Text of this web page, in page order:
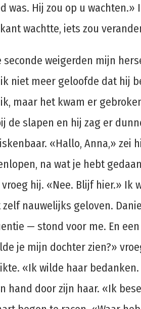
Hij zou op u
wachtte, iets zou
weigerden mijn
niet meer geloofde dat hij
maar het kwam er
slapen en hij zag er
«Hallo, Anna,» zei
na wat je hebt
hij. «Nee. Blijf hier.»
nauwelijks geloven.
— stond voor me. En
je mijn dochter zien?»
«Ik wilde haar
hand door zijn haar. «Ik